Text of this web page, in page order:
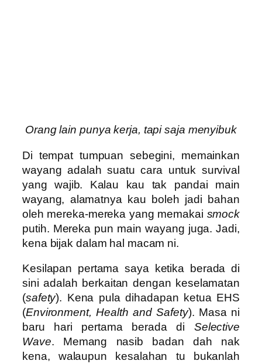
Orang lain punya kerja, tapi saja menyibuk
Di tempat tumpuan sebegini, memainkan
wayang adalah suatu cara untuk survival
yang wajib. Kalau kau tak pandai main
wayang, alamatnya kau boleh jadi bahan
oleh mereka-mereka yang memakai smock
putih. Mereka pun main wayang juga. Jadi,
kena bijak dalam hal macam ni.
Kesilapan pertama saya ketika berada di
sini adalah berkaitan dengan keselamatan
(safety). Kena pula dihadapan ketua EHS
(Environment, Health and Safety). Masa ni
baru hari pertama berada di Selective
Wave. Memang nasib badan dah nak
kena, walaupun kesalahan tu bukanlah